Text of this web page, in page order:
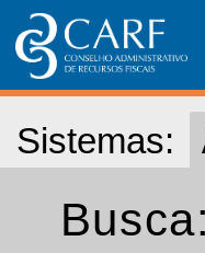
Sistemas:
Busca: